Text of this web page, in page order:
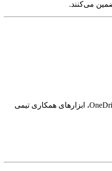
مایکروسافت 365 فراتر از یک آفیس معمولی است. این سرویس اشتراکی ترکیبی از نرم‌افزارهای کلاسیک (مانند Word، Excel، PowerPoint، Outlook) به همراه فضای ابری OneDrive، ابزارهای همکاری تیمی